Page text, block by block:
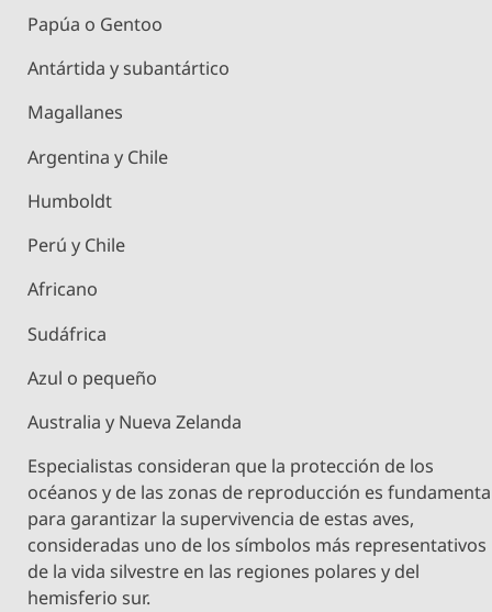
Papúa o Gentoo
Antártida y subantártico
Magallanes
Argentina y Chile
Humboldt
Perú y Chile
Africano
Sudáfrica
Azul o pequeño
Australia y Nueva Zelanda
Especialistas consideran que la protección de los
océanos y de las zonas de reproducción es
para garantizar la supervivencia de estas aves,
consideradas uno de los símbolos más representativos
de la vida silvestre en las regiones polares y del
hemisferio sur.